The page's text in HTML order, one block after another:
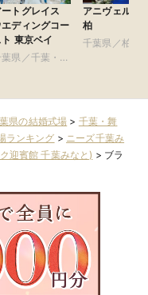
ートグレイス
エディングコー
ト 東京ベイ
県／千葉・舞
アニヴェルセ
柏
千葉県／柏・
県の結婚式場 > 千葉・舞
ランキング > ニーズ千葉み
迎賓館 千葉みなと) > ブラ